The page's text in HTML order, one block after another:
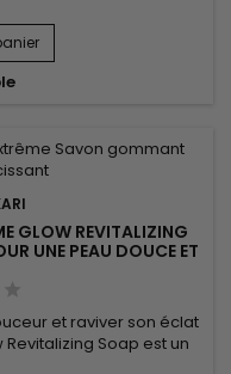
pour aider à
de la peau, ainsi que...
GLOW REVITALIZING
UNE PEAU DOUCE ET
et raviver son éclat
Soap est un